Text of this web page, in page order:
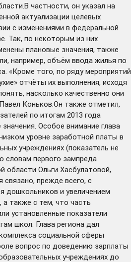
частности, он указал на
актуализации целевых
с изменениями в федеральной
Так, по некоторым из них
плановые значения, также
например, объём ввода жилья по
«Кроме того, по ряду мероприятий
отчёты их выполнения, исходя
насколько качественно они
Коньков.Он также отметил,
по итогам 2013 года
Особое внимание глава
уровне заработной платы в
учреждениях (показатель не
словам первого зампреда
области Ольги Хасбулатовой,
связано, прежде всего, с
дошкольников и увеличением
а также с тем, что часть
установленные показатели
школ. Глава региона дал
социальной сферы
вопрос по доведению зарплаты
учреждениях до